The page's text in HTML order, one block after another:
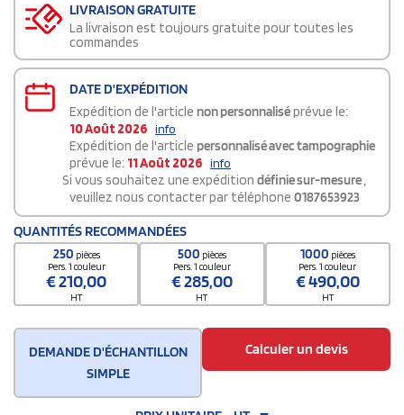
LIVRAISON GRATUITE
La livraison est toujours gratuite pour toutes les
commandes
DATE D'EXPÉDITION
Expédition de l'article non personnaliséprévue le:
10 Août 2026 info
Expédition de l'article personnalisé avec tampographie
prévue le: 11 Août 2026 info
Si vous souhaitez une expédition définie sur-mesure,
veuillez nous contacter par téléphone 0187653923
QUANTITÉS RECOMMANDÉES
250 pièces
Pers. 1 couleur
€210,00
HT
500 pièces
Pers. 1 couleur
€285,00
HT
1000 pièces
Pers. 1 couleur
€490,00
HT
DEMANDE D'ÉCHANTILLON
SIMPLE
Calculer un devis